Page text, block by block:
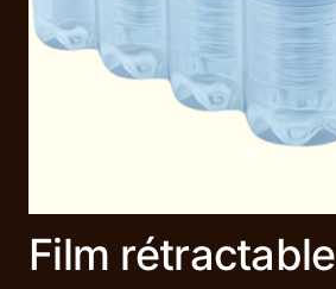
Film rétractable